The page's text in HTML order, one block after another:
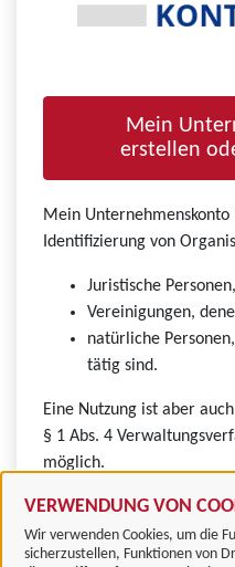
VERWENDUNG VON
Wir verwenden Cookies, um die
sicherzustellen, Funktionen von
Mein
erstellen
Mein
Identifizierung von
Juristische Personen,
Vereinigungen,
natürliche
tätig sind.
Eine Nutzung ist aber
§ 1 Abs. 4
möglich.